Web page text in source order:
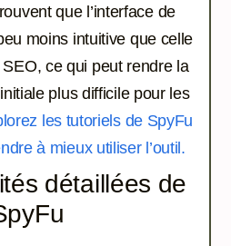
que l’interface de
moins intuitive que celle
SEO, ce qui peut rendre la
plus difficile pour les
les tutoriels de SpyFu
à mieux utiliser l’outil.
détaillées de